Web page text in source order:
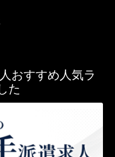
おすすめ人気ラ
た